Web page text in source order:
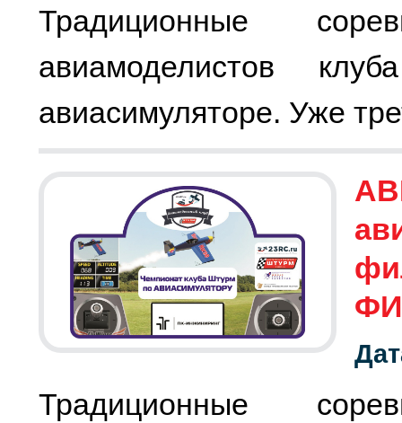
Традиционные
авиамоделистов
авиасимуляторе. Уже
Традиционные